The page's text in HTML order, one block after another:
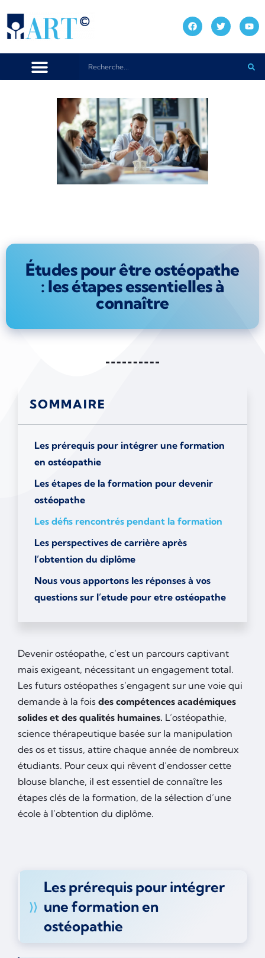
Études pour être ostéopathe
: les étapes essentielles à
connaître
SOMMAIRE
Les prérequis pour intégrer une formation
en ostéopathie
Les étapes de la formation pour devenir
ostéopathe
Les défis rencontrés pendant la formation
Les perspectives de carrière après
l’obtention du diplôme
Nous vous apportons les réponses à vos
questions sur l’etude pour etre ostéopathe
Devenir ostéopathe, c’est un parcours captivant
mais exigeant, nécessitant un engagement total.
Les futurs ostéopathes s’engagent sur une voie qui
demande à la fois des compétences académiques
solides et des qualités humaines. L’ostéopathie,
science thérapeutique basée sur la manipulation
des os et tissus, attire chaque année de nombreux
étudiants. Pour ceux qui rêvent d’endosser cette
blouse blanche, il est essentiel de connaître les
étapes clés de la formation, de la sélection d’une
école à l’obtention du diplôme.
Les prérequis pour intégrer
une formation en
ostéopathie